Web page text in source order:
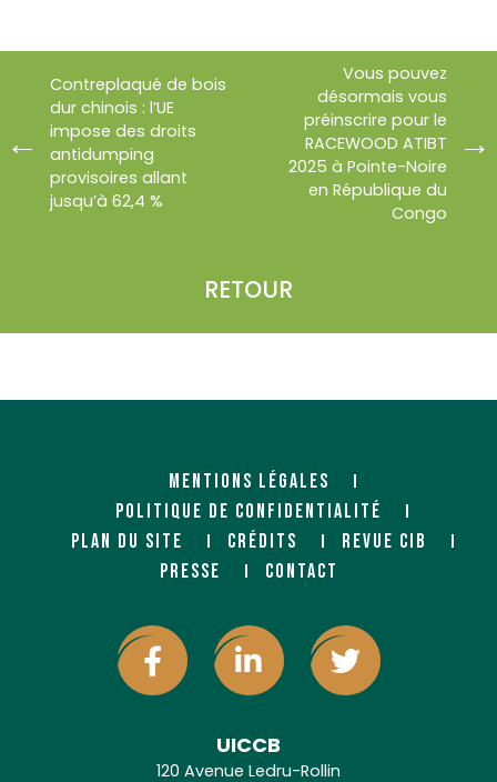
Contreplaqué de bois
dur chinois : l’UE
impose des droits
antidumping
provisoires allant
jusqu’à 62,4 %
RETOUR
Vous pouvez
désormais vous
préinscrire pour le
RACEWOOD ATIBT
2025 à Pointe-Noire
en République du
Congo
MENTIONS LÉGALES
POLITIQUE DE CONFIDENTIALITÉ
PLAN DU SITE
CRÉDITS
REVUE CIB
PRESSE
CONTACT
UICCB
120 Avenue Ledru-Rollin